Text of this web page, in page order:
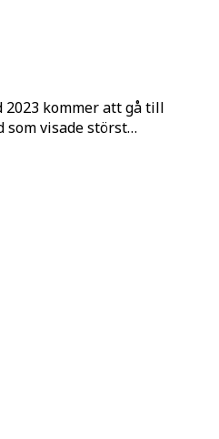
2023 kommer att gå till
som visade störst…